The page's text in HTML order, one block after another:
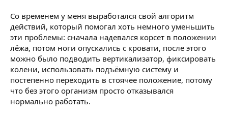
Со временем у меня выработался свой алгоритм
действий, который помогал хоть немного уменьшить
эти проблемы: сначала надевался корсет в положении
лёжа, потом ноги опускались с кровати, после этого
можно было подводить вертикализатор, фиксировать
колени, использовать подъёмную систему и
постепенно переходить в стоячее положение, потому
что без этого организм просто отказывался
нормально работать.